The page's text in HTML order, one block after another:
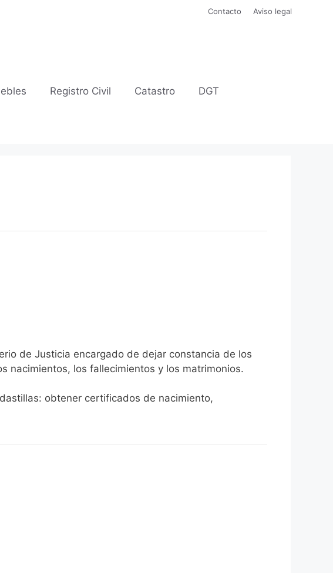
Contacto Aviso legal
Registro Civil Catastro DGT
de Justicia encargado de dejar constancia de los
nacimientos, los fallecimientos y los matrimonios.
obtener certificados de nacimiento,